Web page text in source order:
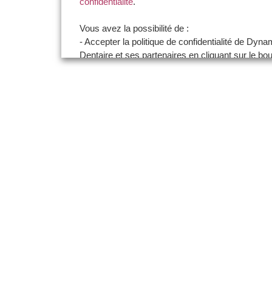
confidentialité.
Vous avez la possibilité de :
- Accepter la politique de confidentialité de
Dentaire et ses partenaires en cliquant sur le